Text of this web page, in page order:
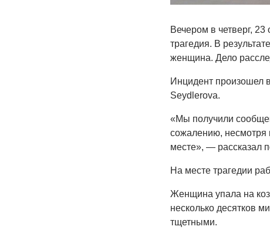
Вечером в четверг,
трагедия. В
женщина. Дело
Инцидент произошел
Seydlerova.
«Мы получили
сожалению, несмотря
месте», — рассказал
На месте трагедии
Женщина упала на
несколько десятков
тщетными.